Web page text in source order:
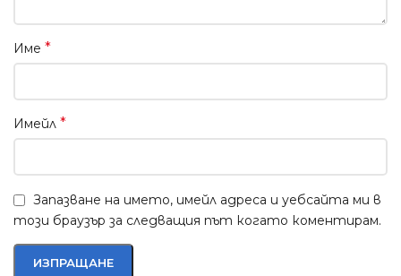
Име *
Имейл *
Запазване на името, имейл адреса и уебсайта ми в
този браузър за следващия път когато коментирам.